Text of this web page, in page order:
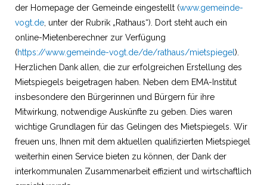
der Homepage der Gemeinde eingestellt (www.gemeinde-
vogt.de , unter der Rubrik „Rathaus“). Dort steht auch ein
online-Mietenberechner zur Verfügung
(https://www.gemeinde-vogt.de/de/rathaus/mietspiegel ).
Herzlichen Dank allen, die zur erfolgreichen Erstellung des
Mietspiegels beigetragen haben. Neben dem EMA-Institut
insbesondere den Bürgerinnen und Bürgern für ihre
Mitwirkung, notwendige Auskünfte zu geben. Dies waren
wichtige Grundlagen für das Gelingen des Mietspiegels. Wir
freuen uns, Ihnen mit dem aktuellen qualifizierten Mietspiegel
weiterhin einen Service bieten zu können, der Dank der
interkommunalen Zusammenarbeit effizient und wirtschaftlich